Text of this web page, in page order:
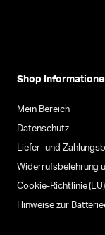
Shop
Mein Bereich
Datenschutz
Liefer- und
Widerrufsbelehrung
Cookie-Richtlinie (EU)
Hinweise zur